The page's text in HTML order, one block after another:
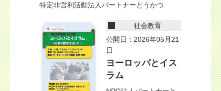
特定非営利活動法人パートナーとうかつ
社会教育
公開日：2026年05月21
日
ヨーロッパとイス
ラム